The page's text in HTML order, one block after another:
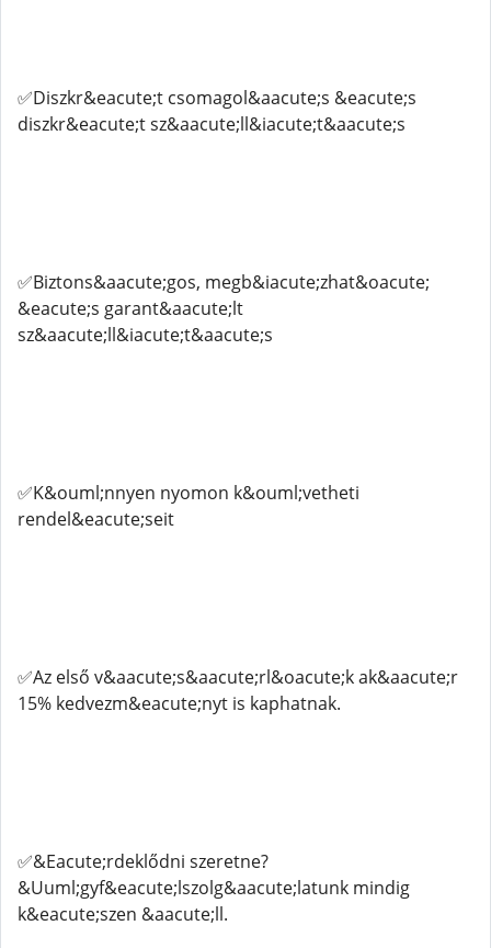
✅Diszkr&eacute;t csomagol&aacute;s &eacute;s
diszkr&eacute;t sz&aacute;ll&iacute;t&aacute;s
✅Biztons&aacute;gos, megb&iacute;zhat&oacute;
&eacute;s garant&aacute;lt
sz&aacute;ll&iacute;t&aacute;s
✅K&ouml;nnyen nyomon k&ouml;vetheti
rendel&eacute;seit
✅Az első v&aacute;s&aacute;rl&oacute;k ak&aacute;r
15% kedvezm&eacute;nyt is kaphatnak.
✅&Eacute;rdeklődni szeretne?
&Uuml;gyf&eacute;lszolg&aacute;latunk mindig
k&eacute;szen &aacute;ll.